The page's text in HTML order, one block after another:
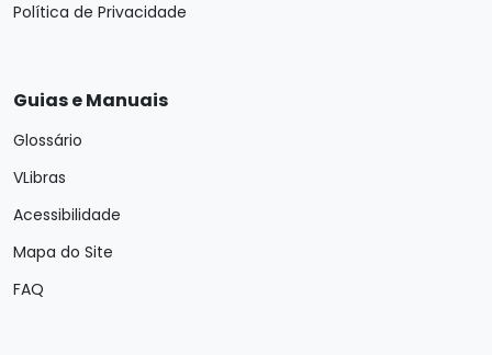
Política de Privacidade
Guias e Manuais
Glossário
VLibras
Acessibilidade
Mapa do Site
FAQ